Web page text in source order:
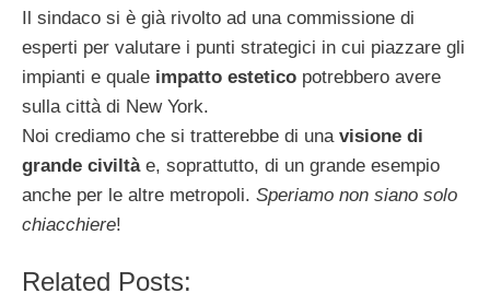
Il sindaco si è già rivolto ad una commissione di
esperti per valutare i punti strategici in cui piazzare gli
impianti e quale impatto estetico potrebbero avere
sulla città di New York.
Noi crediamo che si tratterebbe di una visione di
grande civiltàe, soprattutto, di un grande esempio
anche per le altre metropoli. Speriamo non siano solo
chiacchiere!
Related Posts: